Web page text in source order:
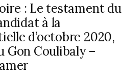
: Le testament du
à la
d’octobre 2020,
Gon Coulibaly –